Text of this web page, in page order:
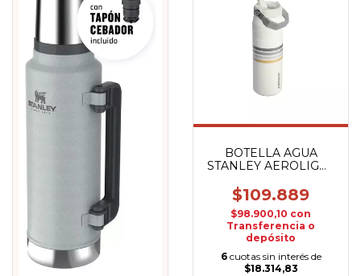
BOTELLA AGUA
STANLEY AEROLIGHT
$109.889
$98.900,10 con
Transferencia o
depósito
6 cuotas sin interés de
$18.314,83